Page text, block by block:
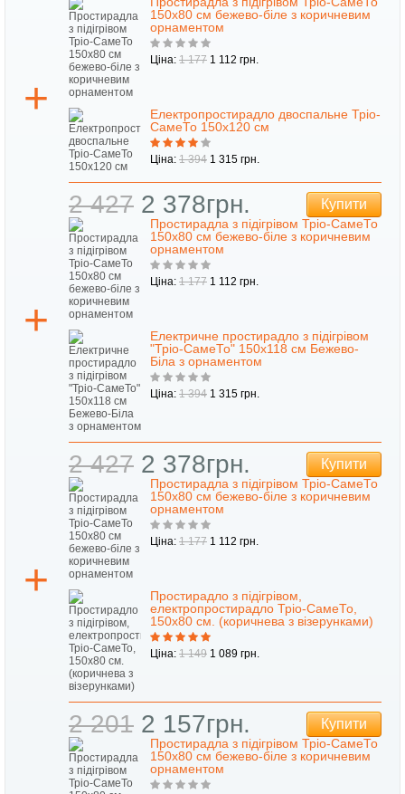
150х80 см бежево-біле з коричневим
орнаментом
Ціна: 1 177 1 112 грн.
Електропростирадло двоспальне Тріо-
СамеТо 150х120 см
Ціна: 1 394 1 315 грн.
2 427 2 378грн. Купити
Простирадла з підігрівом Тріо-СамеТо
150х80 см бежево-біле з коричневим
орнаментом
Ціна: 1 177 1 112 грн.
Електричне простирадло з підігрівом
"Тріо-СамеТо" 150х118 см Бежево-
Біла з орнаментом
Ціна: 1 394 1 315 грн.
2 427 2 378грн. Купити
Простирадла з підігрівом Тріо-СамеТо
150х80 см бежево-біле з коричневим
орнаментом
Ціна: 1 177 1 112 грн.
Простирадло з підігрівом,
електропростирадло Тріо-СамеТо,
150х80 см. (коричнева з візерунками)
Ціна: 1 149 1 089 грн.
2 201 2 157грн. Купити
Простирадла з підігрівом Тріо-СамеТо
150х80 см бежево-біле з коричневим
орнаментом